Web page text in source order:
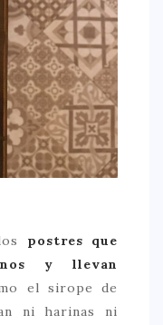
postres que
y llevan
el sirope de
ni harinas ni